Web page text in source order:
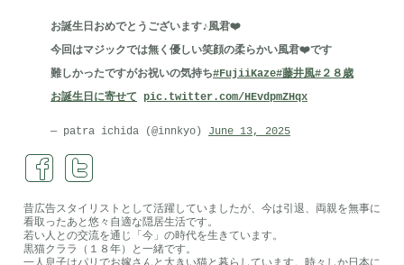
引退したスタイリストの隠居ブログ
お誕生日おめでとうございます♪風君❤️
今回はマジックでは無く優しい笑顔の柔らかい風君❤️です
難しかったですがお祝いの気持ち#FujiiKaze#藤井風#２８歳
お誕生日に寄せて pic.twitter.com/HEvdpmZHqx
— patra ichida (@innkyo) June 13, 2025
昔広告スタイリストとして活躍していましたが、今は引退、両親を無事に
看取ったあと悠々自適な隠居生活です。
若い人との交流を通じ「今」の時代を生きています。
黒猫クララ（１８年）と一緒です。